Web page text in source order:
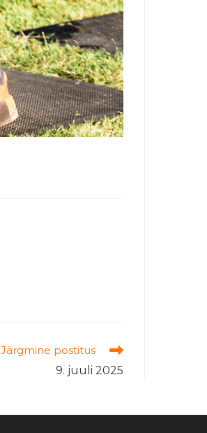
Järgmine postitus
9. juuli 2025